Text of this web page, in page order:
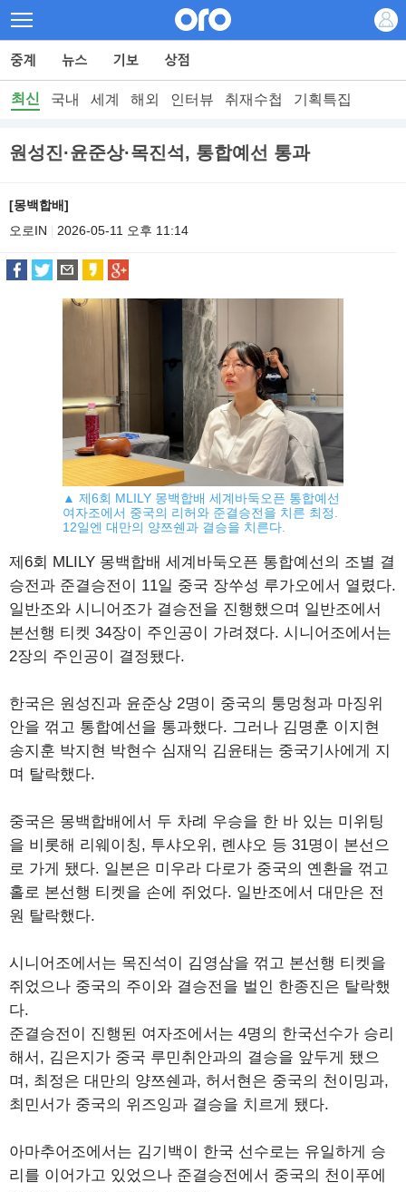
최신 국내 세계 해외 인터뷰 취재수첩 기획특집
원성진·윤준상·목진석, 통합예선 통과
[몽백합배]
오로IN
2026-05-11 오후 11:14
▲ 제6회 MLILY 몽백합배 세계바둑오픈 통합예선
여자조에서 중국의 리허와 준결승전을 치른 최정.
12일엔 대만의 양쯔쉔과 결승을 치른다.
제6회 MLILY 몽백합배 세계바둑오픈 통합예선의 조별 결
승전과 준결승전이 11일 중국 장쑤성 루가오에서 열렸다.
일반조와 시니어조가 결승전을 진행했으며 일반조에서
본선행 티켓 34장이 주인공이 가려졌다. 시니어조에서는
2장의 주인공이 결정됐다.
한국은 원성진과 윤준상 2명이 중국의 퉁멍청과 마징위
안을 꺾고 통합예선을 통과했다. 그러나 김명훈 이지현
송지훈 박지현 박현수 심재익 김윤태는 중국기사에게 지
며 탈락했다.
중국은 몽백합배에서 두 차례 우승을 한 바 있는 미위팅
을 비롯해 리웨이칭, 투샤오위, 롄샤오 등 31명이 본선으
로 가게 됐다. 일본은 미우라 다로가 중국의 옌환을 꺾고
홀로 본선행 티켓을 손에 쥐었다. 일반조에서 대만은 전
원 탈락했다.
시니어조에서는 목진석이 김영삼을 꺾고 본선행 티켓을
쥐었으나 중국의 주이와 결승전을 벌인 한종진은 탈락했
다.
준결승전이 진행된 여자조에서는 4명의 한국선수가 승리
해서, 김은지가 중국 루민취안과의 결승을 앞두게 됐으
며, 최정은 대만의 양쯔쉔과, 허서현은 중국의 천이밍과,
최민서가 중국의 위즈잉과 결승을 치르게 됐다.
아마추어조에서는 김기백이 한국 선수로는 유일하게 승
리를 이어가고 있었으나 준결승전에서 중국의 천이푸에